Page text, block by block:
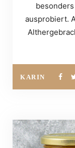
ausprobiert.
KARIN